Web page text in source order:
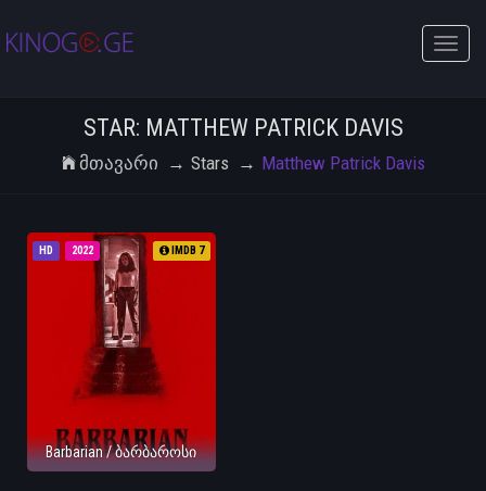
Toggle
STAR: MATTHEW PATRICK DAVIS
Მთავარი Stars Matthew Patrick Davis
HD 2022 IMDB 7
Barbarian / ბარბაროსი